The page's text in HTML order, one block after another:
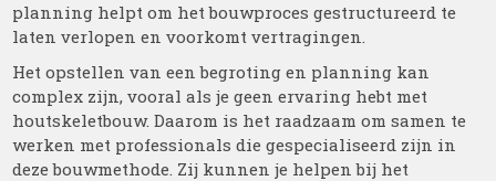
planning helpt om het bouwproces gestructureerd te
laten verlopen en voorkomt vertragingen.
Het opstellen van een begroting en planning kan
complex zijn, vooral als je geen ervaring hebt met
houtskeletbouw. Daarom is het raadzaam om samen te
werken met professionals die gespecialiseerd zijn in
deze bouwmethode. Zij kunnen je helpen bij het